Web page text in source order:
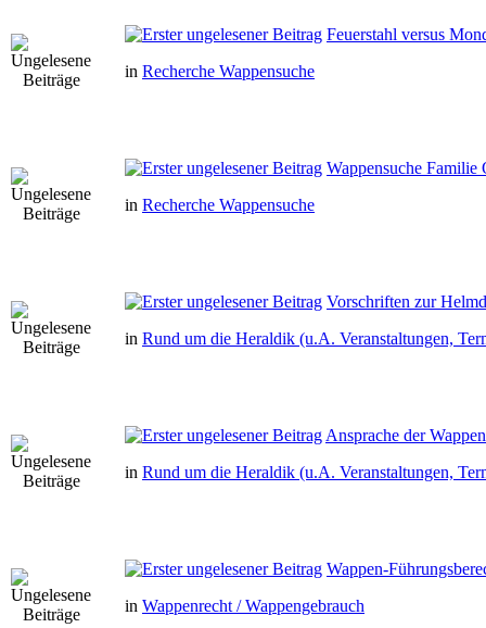
Feuerstahl versus
in Recherche Wappensuche
Wappensuche Familie
in Recherche Wappensuche
Vorschriften zur
in Rund um die Heraldik (u.A. Veranstaltungen,
Ansprache der
in Rund um die Heraldik (u.A. Veranstaltungen,
Wappen-
in Wappenrecht / Wappengebrauch